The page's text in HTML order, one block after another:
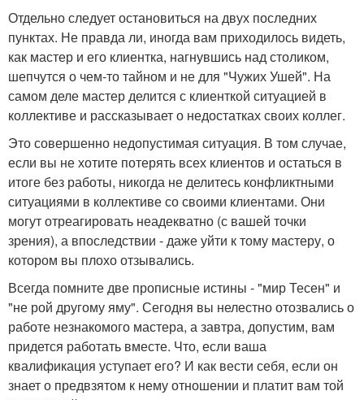
Отдельно следует остановиться на двух последних
пунктах. Не правда ли, иногда вам приходилось видеть,
как мастер и его клиентка, нагнувшись над столиком,
шепчутся о чем-то тайном и не для "Чужих Ушей". На
самом деле мастер делится с клиенткой ситуацией в
коллективе и рассказывает о недостатках своих коллег.
Это совершенно недопустимая ситуация. В том случае,
если вы не хотите потерять всех клиентов и остаться в
итоге без работы, никогда не делитесь конфликтными
ситуациями в коллективе со своими клиентами. Они
могут отреагировать неадекватно (с вашей точки
зрения), а впоследствии - даже уйти к тому мастеру, о
котором вы плохо отзывались.
Всегда помните две прописные истины - "мир Тесен" и
"не рой другому яму". Сегодня вы нелестно отозвались о
работе незнакомого мастера, а завтра, допустим, вам
придется работать вместе. Что, если ваша
квалификация уступает его? И как вести себя, если он
знает о предвзятом к нему отношении и платит вам той